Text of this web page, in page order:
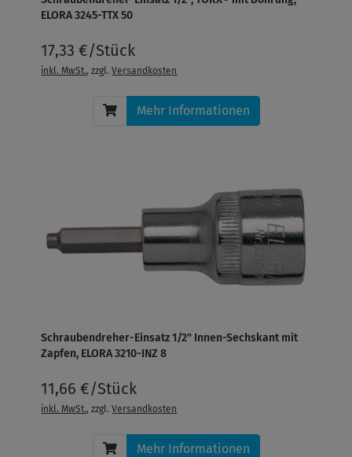
ELORA 3245-TTX 50
17,33 €/Stück
inkl. MwSt., zzgl.Versandkosten
Mehr Informationen
Schraubendreher-Einsatz 1/2" Innen-Sechskant mit
Zapfen, ELORA 3210-INZ 8
11,66 €/Stück
inkl. MwSt., zzgl.Versandkosten
Mehr Informationen